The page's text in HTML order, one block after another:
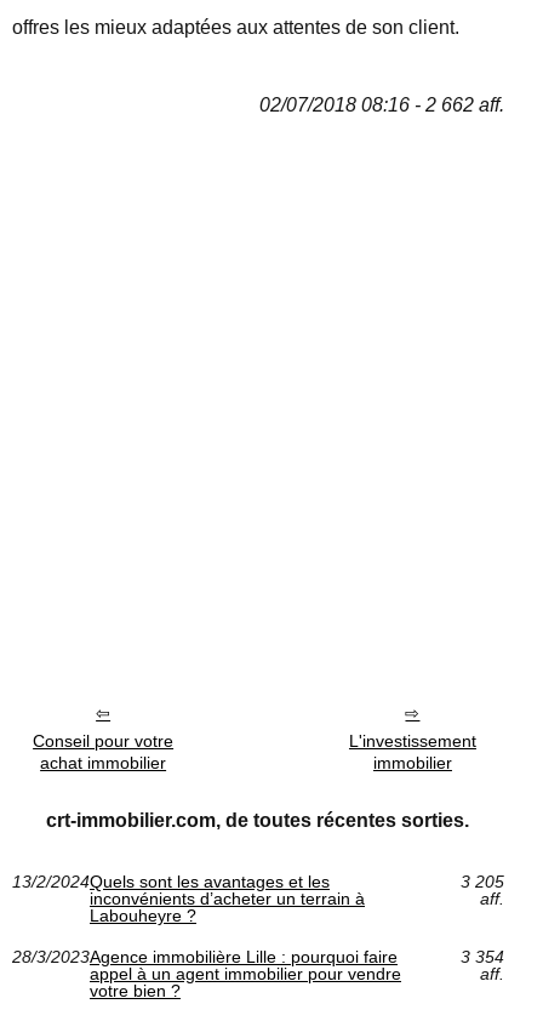
offres les mieux adaptées aux attentes de son client.
02/07/2018 08:16 - 2 662 aff.
Conseil pour votre
achat immobilier
L'investissement
immobilier
crt-immobilier.com, de toutes récentes sorties.
13/2/2024Quels sont les avantages et les
inconvénients d’acheter un terrain à
Labouheyre ?
3 205
aff.
28/3/2023Agence immobilière Lille : pourquoi faire
appel à un agent immobilier pour vendre
votre bien ?
3 354
aff.